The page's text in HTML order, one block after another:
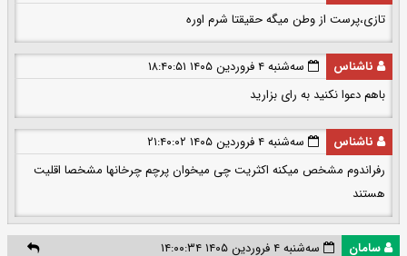
تازی،پرست از وطن میگه حقیقتا شرم اوره
ناشناس
سه‌شنبه ۴ فروردین ۱۴۰۵ ۱۸:۴۰:۵۱
باهم دعوا نکنید به رای بزارید
ناشناس
سه‌شنبه ۴ فروردین ۱۴۰۵ ۲۱:۴۰:۰۲
رفراندوم مشخص میکنه اکثریت چی میخوان پرچم چرخانها مشخصا اقلیت
هستند
سامان
سه‌شنبه ۴ فروردین ۱۴۰۵ ۱۴:۰۰:۳۴